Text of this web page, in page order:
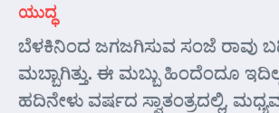
ಯುದ್ಧ
ಬೆಳಕಿನಿಂದ ಜಗಜಗಿಸುವ ಸಂಜೆ ರಾವು
ಮಬ್ಬಾಗಿತ್ತು. ಈ ಮಬ್ಬು ಹಿಂದೆಂದೂ
ಹದಿನೇಳು ವರ್ಷದ ಸ್ವಾತಂತ್ರದಲ್ಲಿ,